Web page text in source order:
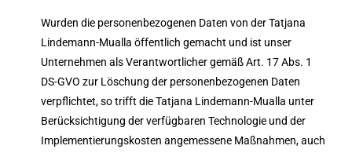
Wurden die personenbezogenen Daten von der Tatjana
Lindemann-Mualla öffentlich gemacht und ist unser
Unternehmen als Verantwortlicher gemäß Art. 17 Abs. 1
DS-GVO zur Löschung der personenbezogenen Daten
verpflichtet, so trifft die Tatjana Lindemann-Mualla unter
Berücksichtigung der verfügbaren Technologie und der
Implementierungskosten angemessene Maßnahmen, auch